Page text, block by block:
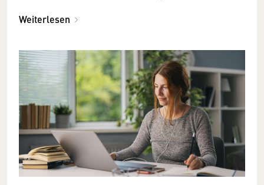
Weiterlesen